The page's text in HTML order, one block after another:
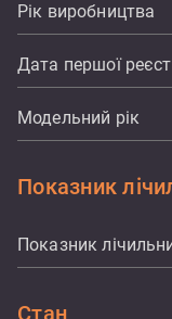
Рік виробництва
Дата першої
Модельний рік
Показник
Показник
Стан